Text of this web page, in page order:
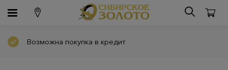
Возможна покупка в кредит